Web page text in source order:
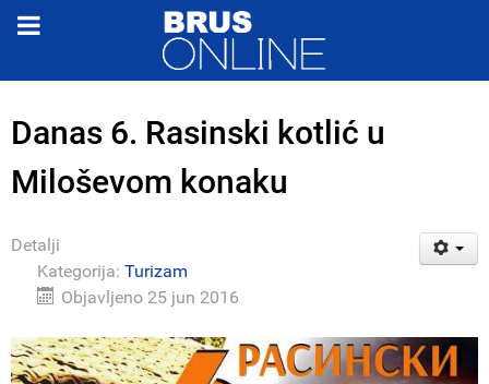
Danas 6. Rasinski kotlić u
Miloševom konaku
Detalji
Kategorija: Turizam
Objavljeno 25 jun 2016